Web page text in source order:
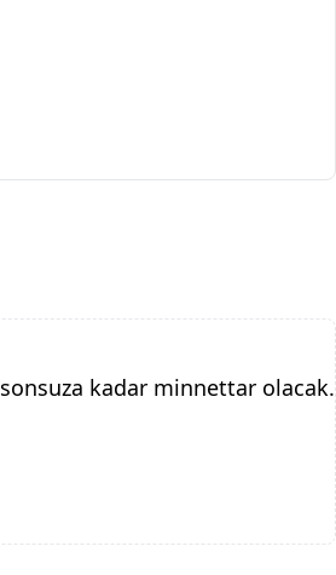
sonsuza kadar minnettar olacak.